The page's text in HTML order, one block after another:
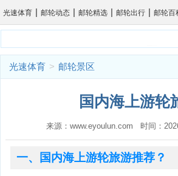
光速体育 | 邮轮动态 | 邮轮精选 | 邮轮出行 | 邮轮百
光速体育 > 邮轮景区
国内海上游轮
来源：www.eyoulun.com 时间：
一、国内海上游轮旅游推荐？